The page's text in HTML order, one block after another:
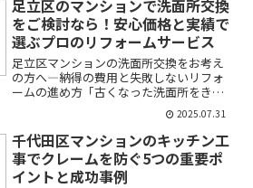
は？」このような疑問や不...
足立区のマンションで洗面所交換
をご検討なら！安心価格と実績で
選ぶプロのリフォームサービス
足立区マンションの洗面所交換をお考え
の方へ―納得の費用と失敗しないリフォ
ームの進め方「古くなった洗面所をきれ
いにしたい」「洗面台の使い勝手が悪く
て困っている」――足立区でマンションの洗
面所交換を検討されている方は、このよ
うなお悩みを抱えてい...
2025.07.31
千代田区マンションのキッチン工
事でクレームを防ぐ5つの重要ポ
イントと成功事例